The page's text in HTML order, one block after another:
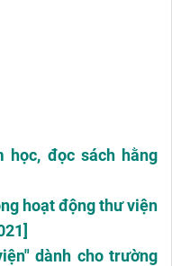
học, đọc sách hằng
hoạt động thư viện
dành cho trường